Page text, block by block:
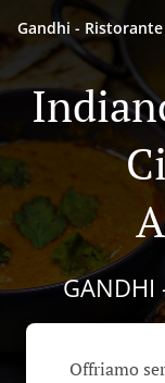
Gandhi -
GANDHI
Offriamo